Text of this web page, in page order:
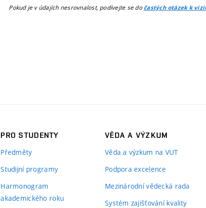
Pokud je v údajích nesrovnalost, podívejte se dočastých otázek k
PRO STUDENTY
Předměty
Studijní programy
Harmonogram
akademického roku
VĚDA A VÝZKUM
Věda a výzkum na VUT
Podpora excelence
Mezinárodní vědecká rada
Systém zajišťování kvality